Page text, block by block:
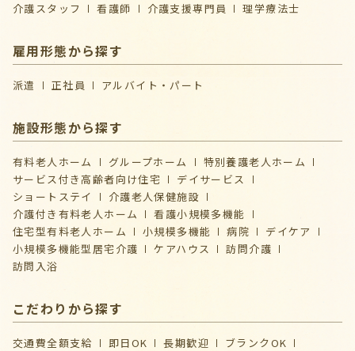
介護スタッフ 看護師 介護支援専門員 理学療法士
雇用形態から探す
派遣 正社員 アルバイト・パート
施設形態から探す
有料老人ホーム グループホーム
特別養護老人ホーム
サービス付き高齢者向け住宅
デイサービス
ショートステイ
介護⽼⼈保健施設
介護付き有料老人ホーム
看護小規模多機能
住宅型有料老人ホーム
小規模多機能 病院
デイケア
⼩規模多機能型居宅介護
ケアハウス
訪問介護
訪問入浴
こだわりから探す
交通費全額支給 即日OK 長期歓迎
ブランクOK